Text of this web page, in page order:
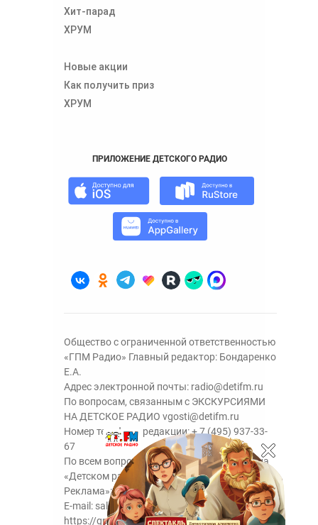
Хит-парад
ХРУМ
Новые акции
Как получить приз
ХРУМ
ПРИЛОЖЕНИЕ ДЕТСКОГО РАДИО
Общество с ограниченной ответственностью
«ГПМ Радио» Главный редактор: Бондаренко
Е.А.
Адрес электронной почты: radio@detifm.ru
По вопросам, связанным с ЭКСКУРСИЯМИ
НА ДЕТСКОЕ РАДИО vgosti@detifm.ru
Номер телефона редакции:+ 7 (495) 937-33-
67
По всем вопросам размещения рекламы на
«Детском радио» - сейлз-хаус «ГПМ
Реклама»:+7 (495) 921-40-41
E-mail: sales@gazprom-media.ru
https://gpmsaleshouse.ru/